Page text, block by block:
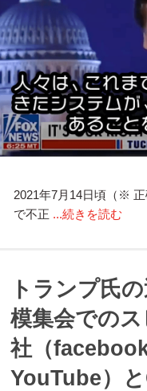
2021年7月14日頃（※
で不正 ...続きを読む
トランプ氏
模集会での
社（
YouTube）